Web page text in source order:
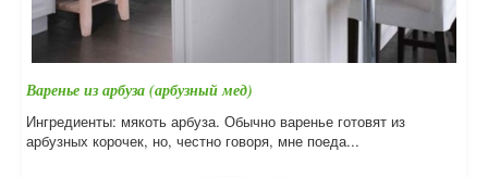
Варенье из арбуза (арбузный мед)
Ингредиенты: мякоть арбуза. Обычно варенье готовят из
арбузных корочек, но, честно говоря, мне поеда...